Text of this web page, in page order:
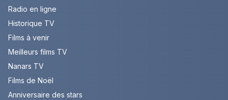
Radio en ligne
Historique TV
Films à venir
Meilleurs films TV
Nanars TV
Films de Noël
Anniversaire des stars